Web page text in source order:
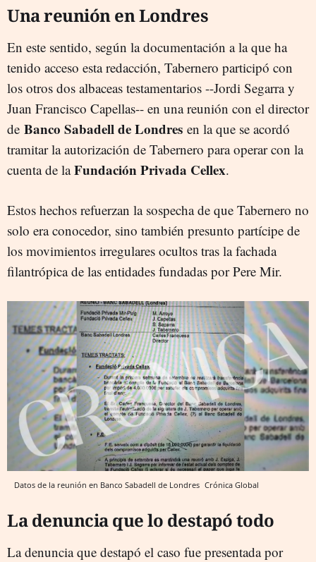
Una reunión en Londres
En este sentido, según la documentación a la que ha
tenido acceso esta redacción, Tabernero participó con
los otros dos albaceas testamentarios --Jordi Segarra y
Juan Francisco Capellas-- en una reunión con el director
de Banco Sabadellde Londres en la que se acordó
tramitar la autorización de Tabernero para operar con la
cuenta de laFundación Privada Cellex.
Estos hechos refuerzan la sospecha de que Tabernero no
solo era conocedor, sino también presunto partícipe de
los movimientos irregulares ocultos tras la fachada
filantrópica de las entidades fundadas por Pere Mir.
Datos de la reunión en Banco Sabadell de Londres Crónica Global
La denuncia que lo destapó todo
La denuncia que destapó el caso fue presentada por